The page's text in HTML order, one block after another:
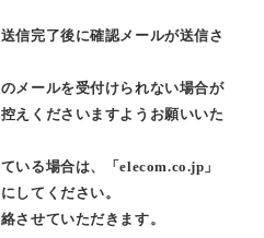
信完了後に確認メールが送信さ
メールを受付けられない場合が
えくださいますようお願いいた
いる場合は、「elecom.co.jp」
してください。
させていただきます。